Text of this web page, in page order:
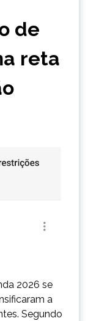
de
reta
2026 se
a
Segundo